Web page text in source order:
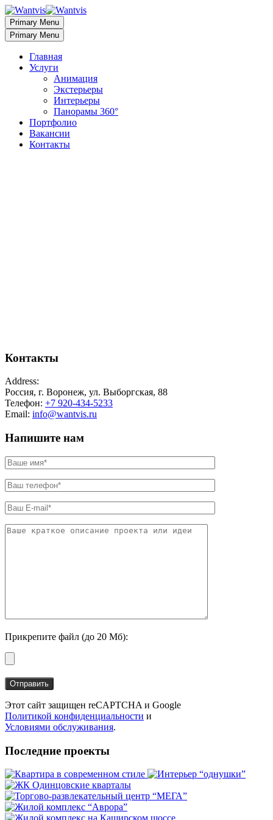
Primary Menu
Primary Menu
Главная
Услуги
Анимация
Экстерьеры
Интерьеры
Панорамы 360°
Портфолио
Вакансии
Контакты
Контакты
Address:
Россия, г. Воронеж, ул. Выборгская, 88
Телефон: +7 920-434-5233
Email: info@wantvis.ru
Напишите нам
Прикрепите файл (до 20 Мб):
Этот сайт защищен reCAPTCHA и Google
Политикой конфиденциальности и
Условиями обслуживания.
Последние проекты